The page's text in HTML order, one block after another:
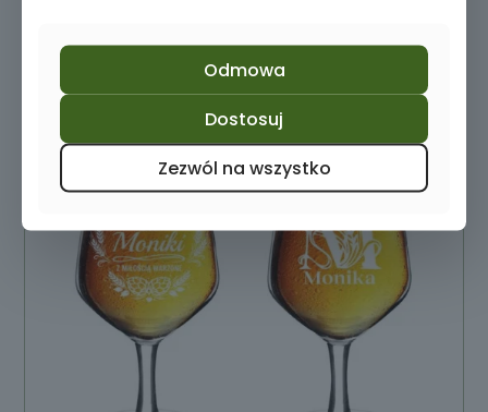
Odmowa
Dostosuj
Zezwól na wszystko